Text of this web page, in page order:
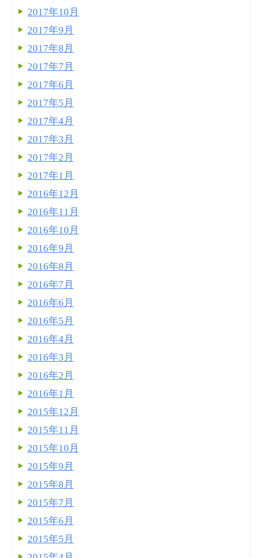
2017年10月
2017年9月
2017年8月
2017年7月
2017年6月
2017年5月
2017年4月
2017年3月
2017年2月
2017年1月
2016年12月
2016年11月
2016年10月
2016年9月
2016年8月
2016年7月
2016年6月
2016年5月
2016年4月
2016年3月
2016年2月
2016年1月
2015年12月
2015年11月
2015年10月
2015年9月
2015年8月
2015年7月
2015年6月
2015年5月